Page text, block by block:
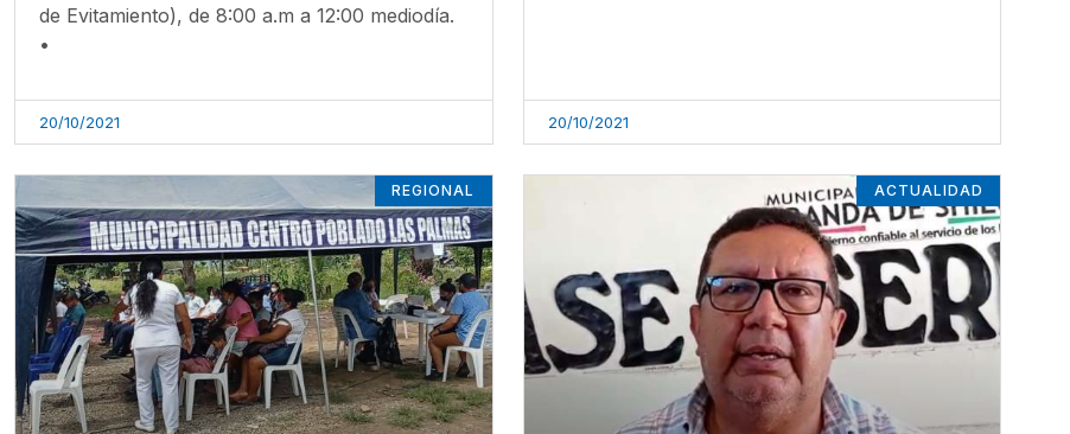
de Evitamiento), de 8:00 a.m a 12:00 mediodía.
•
20/10/2021 20/10/2021
REGIONAL ACTUALIDAD